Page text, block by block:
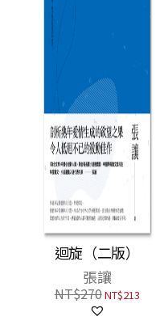
迴旋（二版）
張讓
NT$270NT$213